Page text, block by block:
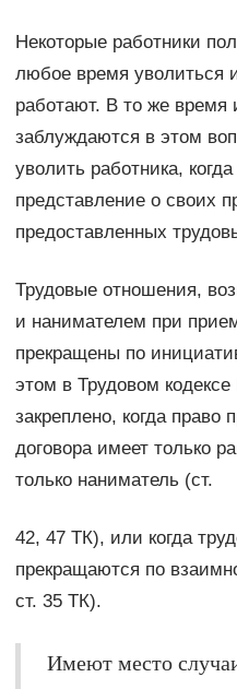
Некоторые работники
любое время уволиться
работают. В то же время
заблуждаются в этом
уволить работника,
представление о своих
предоставленных
Трудовые отношения,
и нанимателем при
прекращены по
этом в Трудовом
закреплено, когда право
договора имеет только
только наниматель (ст.
42, 47 ТК), или когда
прекращаются по
ст. 35 ТК).
Имеют место